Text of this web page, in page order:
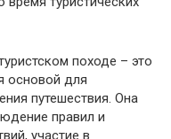
походе – это
основой для
путешествия. Она
правил и
участие в